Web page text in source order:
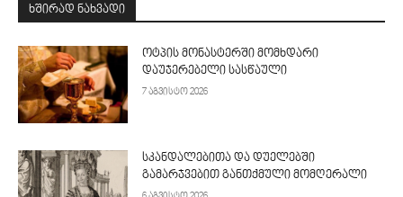
ᲮᲨᲘᲠᲐᲓ ᲜᲐᲮᲕᲐᲓᲘ
ოტპის მონასტერში მომხდარი
დაუჯერებელი სასწაული
7 აგვისტო 2026
სკანდალებითა და დუელებში
გამარჯვებით განთქმული მომღერალი